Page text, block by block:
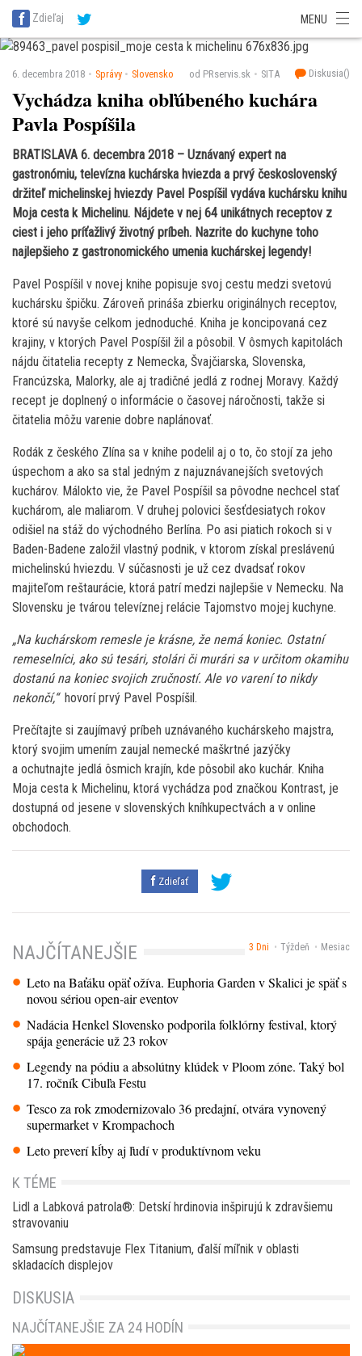
SITA Energetika
SITA Potravinárstvo
Zdieľaj MENU
6. decembra 2018 Správy Slovensko od PRservis.sk SITA Diskusia()
Vychádza kniha obľúbeného kuchára
Pavla Pospíšila
BRATISLAVA 6. decembra 2018 – Uznávaný expert na
gastronómiu, televízna kuchárska hviezda a prvý československý
držiteľ michelinskej hviezdy Pavel Pospíšil vydáva kuchársku knihu
Moja cesta k Michelinu. Nájdete v nej 64 unikátnych receptov z
ciest i jeho príťažlivý životný príbeh. Nazrite do kuchyne toho
najlepšieho z gastronomického umenia kuchárskej legendy!
Pavel Pospíšil v novej knihe popisuje svoj cestu medzi svetovú
kuchársku špičku. Zároveň prináša zbierku originálnych receptov,
ktoré sú navyše celkom jednoduché. Kniha je koncipovaná cez
krajiny, v ktorých Pavel Pospíšil žil a pôsobil. V ôsmych kapitolách
nájdu čitatelia recepty z Nemecka, Švajčiarska, Slovenska,
Francúzska, Malorky, ale aj tradičné jedlá z rodnej Moravy. Každý
recept je doplnený o informácie o časovej náročnosti, takže si
čitatelia môžu varenie dobre naplánovať.
Rodák z českého Zlína sa v knihe podelil aj o to, čo stojí za jeho
úspechom a ako sa stal jedným z najuznávanejších svetových
kuchárov. Málokto vie, že Pavel Pospíšil sa pôvodne nechcel stať
kuchárom, ale maliarom. V druhej polovici šesťdesiatych rokov
odišiel na stáž do východného Berlína. Po asi piatich rokoch si v
Baden-Badene založil vlastný podnik, v ktorom získal preslávenú
michelinskú hviezdu. V súčasnosti je už cez dvadsať rokov
majiteľom reštaurácie, ktorá patrí medzi najlepšie v Nemecku. Na
Slovensku je tvárou televíznej relácie Tajomstvo mojej kuchyne.
„Na kuchárskom remesle je krásne, že nemá koniec. Ostatní
remeselníci, ako sú tesári, stolári či murári sa v určitom okamihu
dostanú na koniec svojich zručností. Ale vo varení to nikdy
nekončí,“ hovorí prvý Pavel Pospíšil.
Prečítajte si zaujímavý príbeh uznávaného kuchárskeho majstra,
ktorý svojim umením zaujal nemecké maškrtné jazýčky
a ochutnajte jedlá ôsmich krajín, kde pôsobil ako kuchár. Kniha
Moja cesta k Michelinu, ktorá vychádza pod značkou Kontrast, je
dostupná od jesene v slovenských kníhkupectvách a v online
obchodoch.
Zdieľať
3 Dni Týždeň Mesiac
NAJČÍTANEJŠIE
Leto na Baťáku opäť ožíva. Euphoria Garden v Skalici je späť s
novou sériou open-air eventov
Nadácia Henkel Slovensko podporila folklórny festival, ktorý
spája generácie už 23 rokov
Legendy na pódiu a absolútny klúdek v Ploom zóne. Taký bol
17. ročník Cibuľa Festu
Tesco za rok zmodernizovalo 36 predajní, otvára vynovený
supermarket v Krompachoch
Leto preverí kĺby aj ľudí v produktívnom veku
K TÉME
Lidl a Labková patrola®: Detskí hrdinovia inšpirujú k zdravšiemu
stravovaniu
Samsung predstavuje Flex Titanium, ďalší míľnik v oblasti
skladacích displejov
DISKUSIA
NAJČÍTANEJŠIE ZA 24 HODÍN